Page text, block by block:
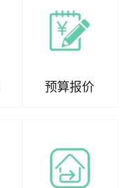
预算报价